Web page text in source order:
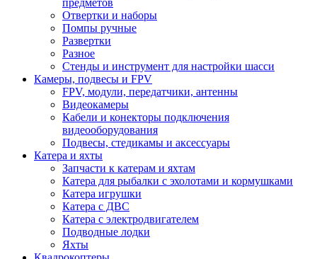
предметов
Отвертки и наборы
Помпы ручные
Развертки
Разное
Стенды и инструмент для настройки шасси
Камеры, подвесы и FPV
FPV, модули, передатчики, антенны
Видеокамеры
Кабели и конекторы подключения
видеооборудования
Подвесы, стедикамы и аксессуары
Катера и яхты
Запчасти к катерам и яхтам
Катера для рыбалки с эхолотами и кормушками
Катера игрушки
Катера с ДВС
Катера с электродвигателем
Подводные лодки
Яхты